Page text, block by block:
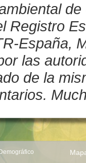
Registro
España,
las
de la